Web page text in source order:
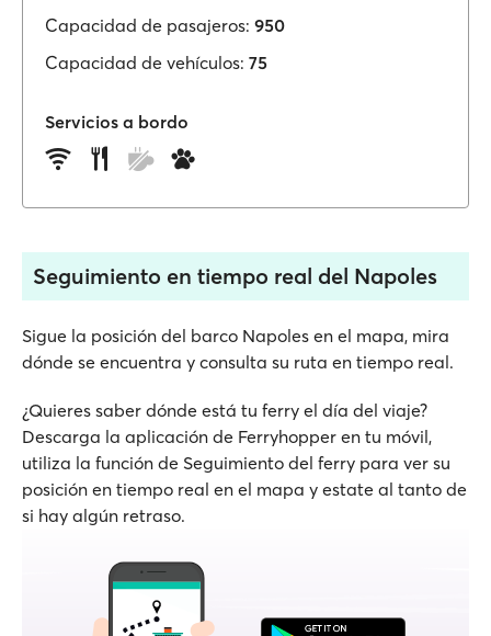
Capacidad de pasajeros: 950
Capacidad de vehículos: 75
Servicios a bordo
Seguimiento en tiempo real del Napoles
Sigue la posición del barco Napoles en el mapa, mira
dónde se encuentra y consulta su ruta en tiempo real.
¿Quieres saber dónde está tu ferry el día del viaje?
Descarga la aplicación de Ferryhopper en tu móvil,
utiliza la función de Seguimiento del ferry para ver su
posición en tiempo real en el mapa y estate al tanto de
si hay algún retraso.